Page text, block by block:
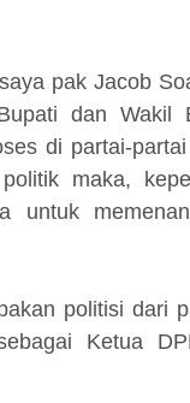
pak Jacob
dan Wakil
di partai-
maka,
untuk
politisi dari
Ketua